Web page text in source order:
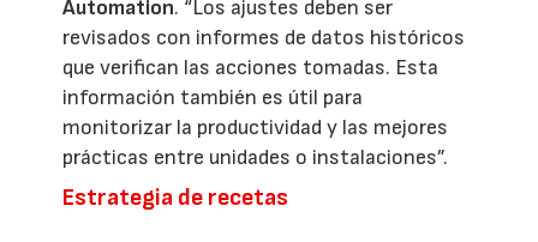
Automation. “Los ajustes deben ser
revisados con informes de datos históricos
que verifican las acciones tomadas. Esta
información también es útil para
monitorizar la productividad y las mejores
prácticas entre unidades o instalaciones”.
Estrategia de recetas